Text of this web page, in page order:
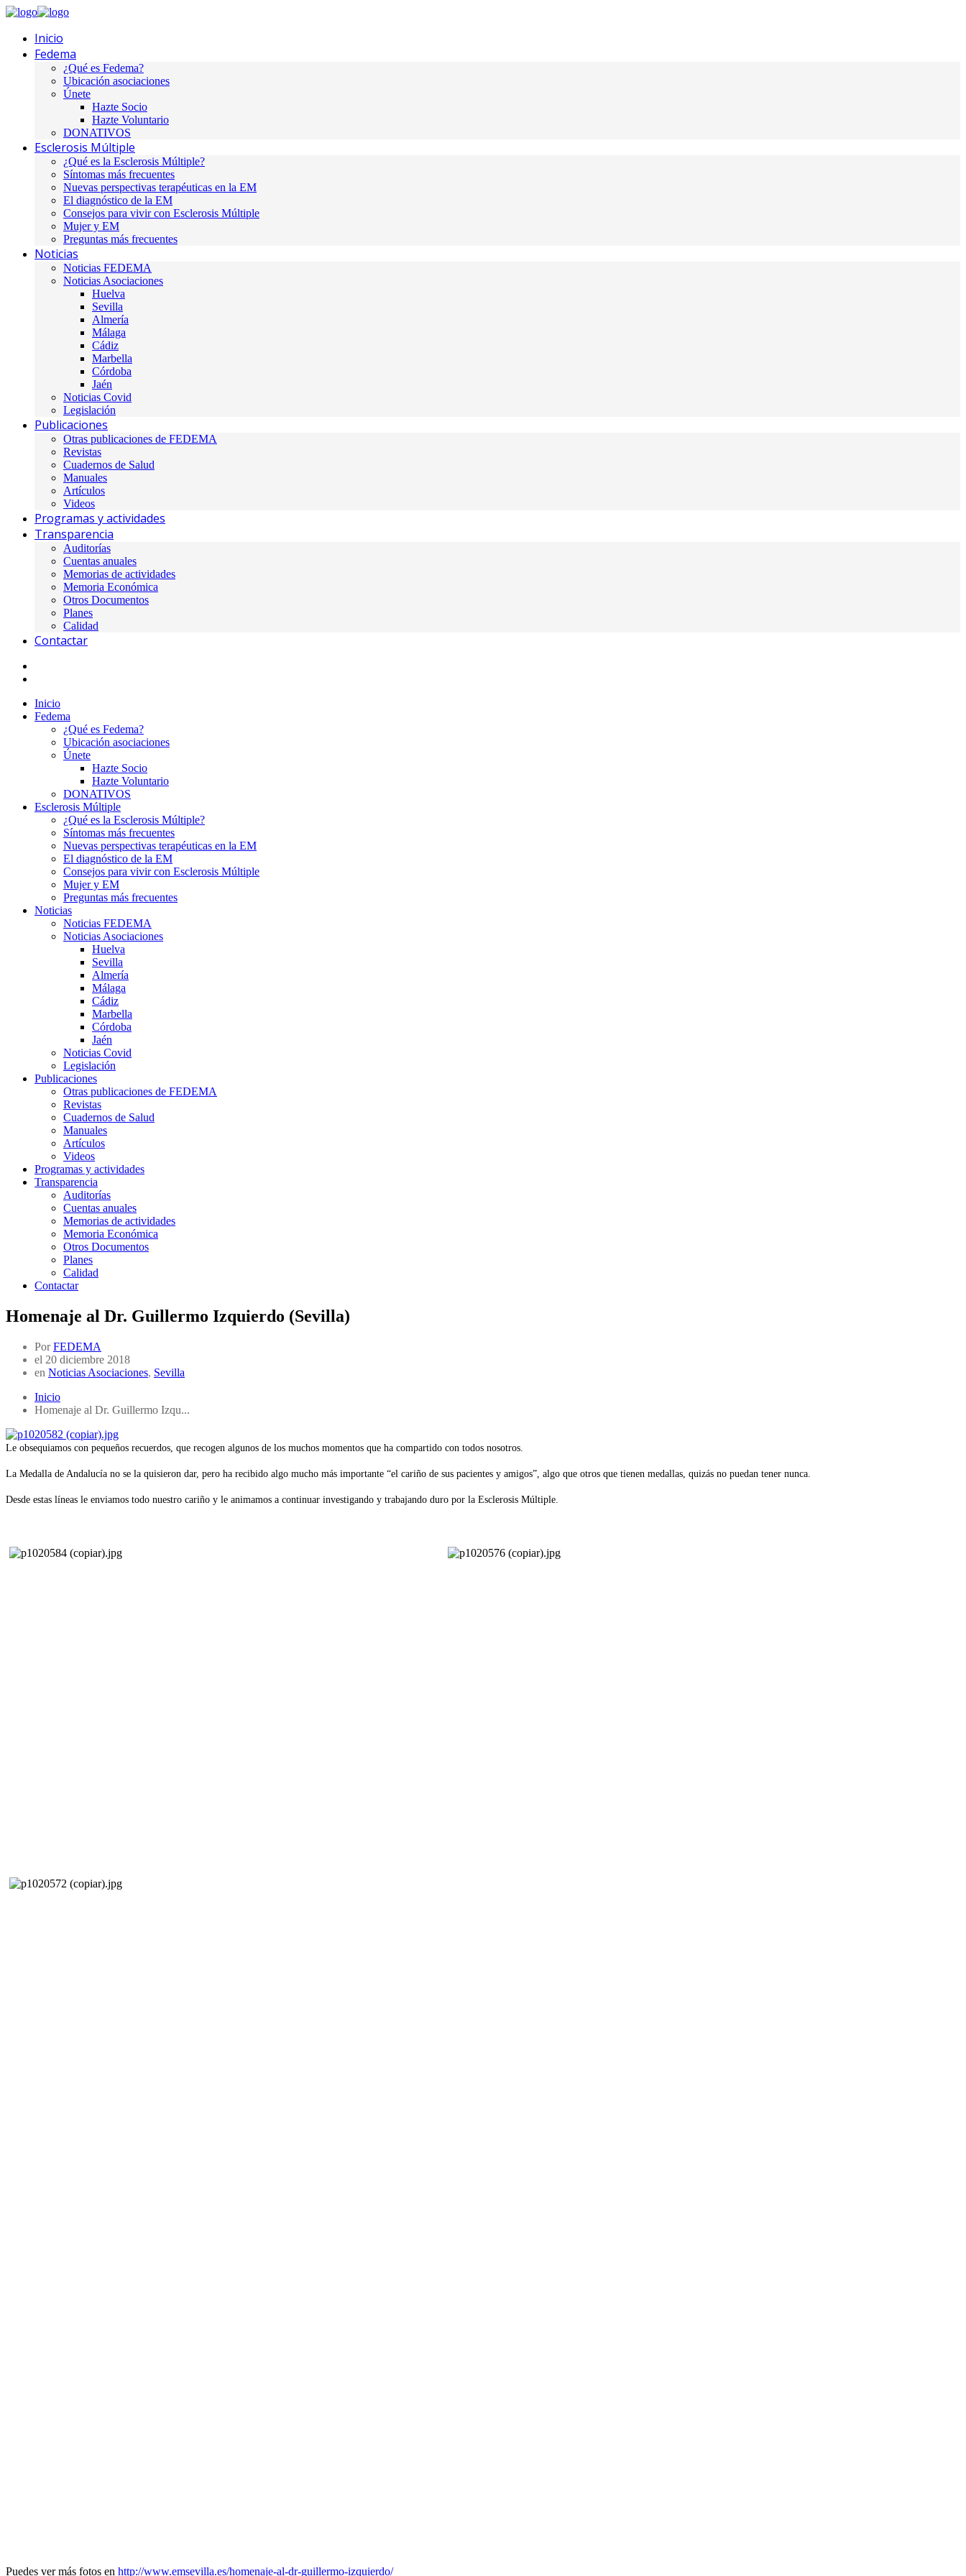
Inicio
Fedema
¿Qué es Fedema?
Ubicación asociaciones
Únete
Hazte Socio
Hazte Voluntario
DONATIVOS
Esclerosis Múltiple
¿Qué es la Esclerosis Múltiple?
Síntomas más frecuentes
Nuevas perspectivas terapéuticas en la EM
El diagnóstico de la EM
Consejos para vivir con Esclerosis Múltiple
Mujer y EM
Preguntas más frecuentes
Noticias
Noticias FEDEMA
Noticias Asociaciones
Huelva
Sevilla
Almería
Málaga
Cádiz
Marbella
Córdoba
Jaén
Noticias Covid
Legislación
Publicaciones
Otras publicaciones de FEDEMA
Revistas
Cuadernos de Salud
Manuales
Artículos
Videos
Programas y actividades
Transparencia
Auditorías
Cuentas anuales
Memorias de actividades
Memoria Económica
Otros Documentos
Planes
Calidad
Contactar
Inicio
Fedema
¿Qué es Fedema?
Ubicación asociaciones
Únete
Hazte Socio
Hazte Voluntario
DONATIVOS
Esclerosis Múltiple
¿Qué es la Esclerosis Múltiple?
Síntomas más frecuentes
Nuevas perspectivas terapéuticas en la EM
El diagnóstico de la EM
Consejos para vivir con Esclerosis Múltiple
Mujer y EM
Preguntas más frecuentes
Noticias
Noticias FEDEMA
Noticias Asociaciones
Huelva
Sevilla
Almería
Málaga
Cádiz
Marbella
Córdoba
Jaén
Noticias Covid
Legislación
Publicaciones
Otras publicaciones de FEDEMA
Revistas
Cuadernos de Salud
Manuales
Artículos
Videos
Programas y actividades
Transparencia
Auditorías
Cuentas anuales
Memorias de actividades
Memoria Económica
Otros Documentos
Planes
Calidad
Contactar
Homenaje al Dr. Guillermo Izquierdo (Sevilla)
Por FEDEMA
el 20 diciembre 2018
en Noticias Asociaciones, Sevilla
Inicio
Homenaje al Dr. Guillermo Izqu...
Le obsequiamos con pequeños recuerdos, que recogen algunos de los muchos momentos que ha compartido con todos nosotros.
La Medalla de Andalucía no se la quisieron dar, pero ha recibido algo mucho más importante “el cariño de sus pacientes y amigos”, algo que otros que tienen medallas, quizás no puedan tener nunca.
Desde estas líneas le enviamos todo nuestro cariño y le animamos a continuar investigando y trabajando duro por la Esclerosis Múltiple.
Puedes ver más fotos en http://www.emsevilla.es/homenaje-al-dr-guillermo-izquierdo/